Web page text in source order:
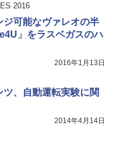
2016
ジ可能なヴァレオの半
」をラスベガスのハ
2016年1月13日
ツ、自動運転実験に関
2014年4月14日